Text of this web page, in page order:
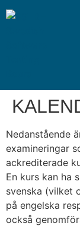
Nedanstående
examineringar
ackrediterade
En kurs kan ha
svenska (vilket
på engelska
också